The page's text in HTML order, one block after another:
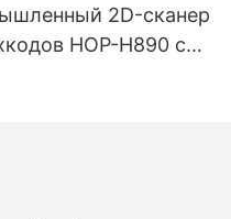
2D-сканер
HOP-H890 с